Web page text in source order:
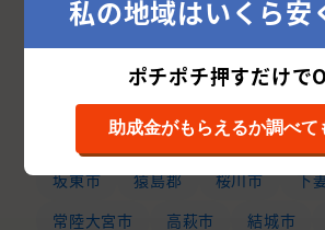
稲敷郡 守谷市 東茨城郡
笠間市
神栖市 鹿嶋市
常
筑西市 小美玉市
坂東市
猿島郡 桜川市 下
常陸大宮市
高萩市 結城市
私の地域はいくら安
ポチポチ押すだけで
助成金がもらえるか調べて